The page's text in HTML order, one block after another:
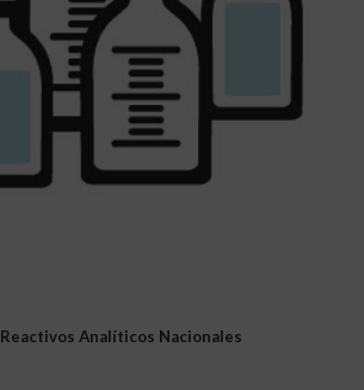
Reactivos Analíticos Nacionales